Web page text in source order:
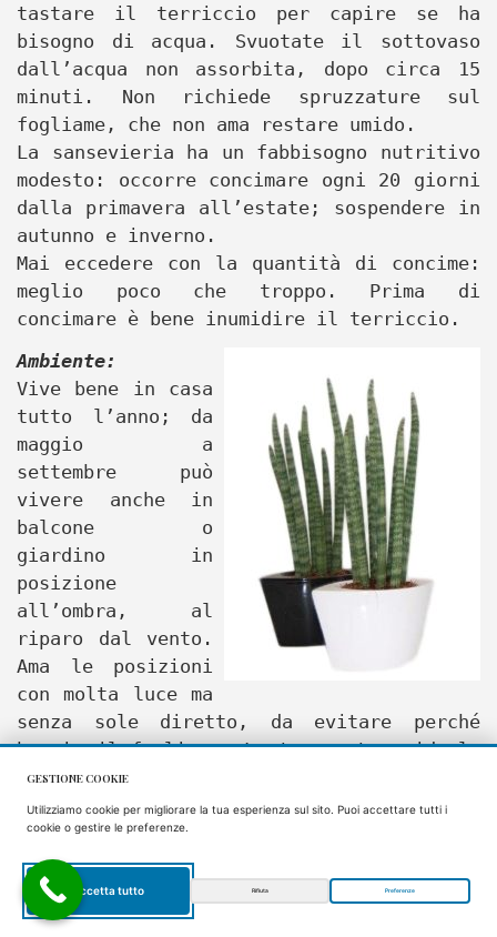
tastare il terriccio per capire se ha
bisogno di acqua. Svuotate il sottovaso
dall’acqua non assorbita, dopo circa 15
minuti. Non richiede spruzzature sul
fogliame, che non ama restare umido.
La sansevieria ha un fabbisogno nutritivo
modesto: occorre concimare ogni 20 giorni
dalla primavera all’estate; sospendere in
autunno e inverno.
Mai eccedere con la quantità di concime:
meglio poco che troppo. Prima di
concimare è bene inumidire il terriccio.
Ambiente:
Vive bene in casa
tutto l’anno; da
maggio a
settembre può
vivere anche in
balcone o
giardino in
posizione
all’ombra, al
riparo dal vento.
Ama le posizioni
con molta luce ma
senza sole diretto, da evitare perché
brucia il fogliame. La temperatura ideale
è fra 18 e 24 °C, ma tollera fino a 10 °C
se il terriccio è ben asciutto.
Evitate tutte le zone soggette a
frequenti colpi d’aria fredda in inverno
(porte e finestre che vengono spesso
aperte).
GESTIONE COOKIE
Utilizziamo cookie per migliorare la tua esperienza sul sito. Puoi accettare tutti i
cookie o gestire le preferenze.
Accetta tutto Rifiuta Preferenze